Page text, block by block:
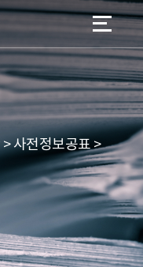
사전정보공표 >